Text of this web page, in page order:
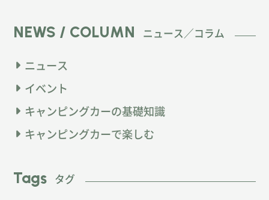
NEWS / COLUMN ニュース／コラム
ニュース
イベント
キャンピングカーの基礎知識
キャンピングカーで楽しむ
Tags タグ